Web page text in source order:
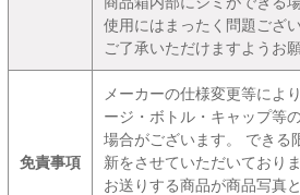
使用にはまったく問題ござ
ご了承いただけますようお
免責事項
メーカーの仕様変更等によ
ージ・ボトル・キャップ等
場合がございます。 できる
新をさせていただいており
お送りする商品が商品写真